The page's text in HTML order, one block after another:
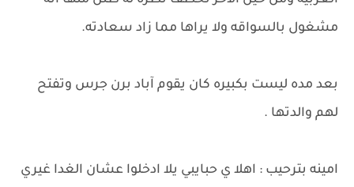
مشغول بالسواقه ولا يراها مما زاد سعادته.
بعد مده ليست بكبيره كان يقوم آباد برن جرس وتفتح
لهم والدتها .
امينه بترحيب : اهلا ي حبايبي يلا ادخلوا عشان الغدا غيري